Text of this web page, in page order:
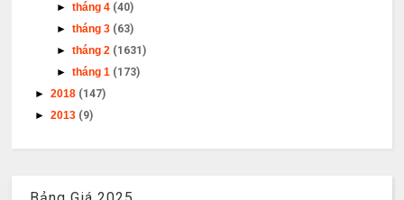
►tháng 4 (40)
►tháng 3 (63)
►tháng 2 (1631)
►tháng 1 (173)
►2018 (147)
►2013 (9)